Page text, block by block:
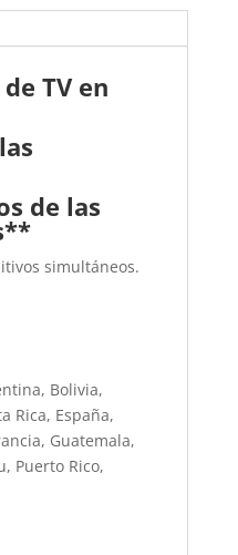
TV en
de las
simultáneos.
Bolivia,
Rica, España,
Guatemala,
Puerto Rico,